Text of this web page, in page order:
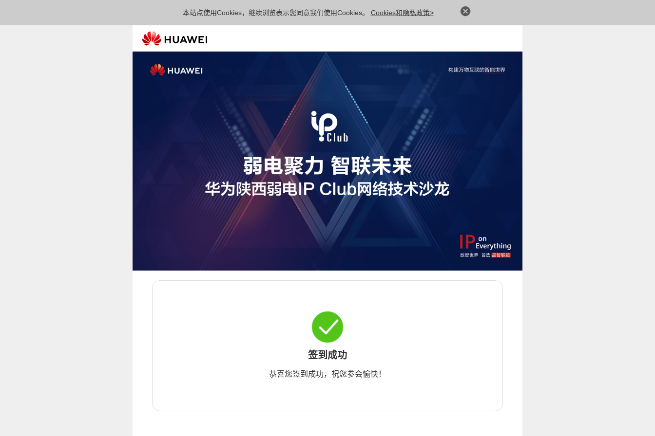
本站点使用Cookies，继续浏览表示您同意我们使用Cookies。 Cookies和隐私政策>
签到成功
恭喜您签到成功，祝您参会愉快！